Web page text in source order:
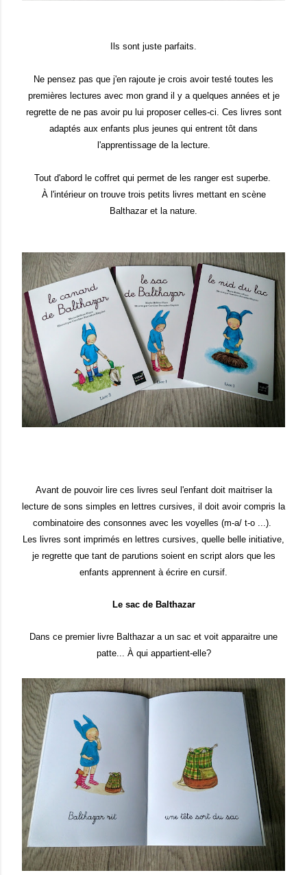
Ils sont juste parfaits.
Ne pensez pas que j'en rajoute je crois avoir testé toutes les
premières lectures avec mon grand il y a quelques années et je
regrette de ne pas avoir pu lui proposer celles-ci. Ces livres sont
adaptés aux enfants plus jeunes qui entrent tôt dans
l'apprentissage de la lecture.
Tout d'abord le coffret qui permet de les ranger est superbe.
À l'intérieur on trouve trois petits livres mettant en scène
Balthazar et la nature.
Avant de pouvoir lire ces livres seul l'enfant doit maitriser la
lecture de sons simples en lettres cursives, il doit avoir compris la
combinatoire des consonnes avec les voyelles (m-a/ t-o ...).
Les livres sont imprimés en lettres cursives, quelle belle initiative,
je regrette que tant de parutions soient en script alors que les
enfants apprennent à écrire en cursif.
Le sac de Balthazar
Dans ce premier livre Balthazar a un sac et voit apparaitre une
patte... À qui appartient-elle?